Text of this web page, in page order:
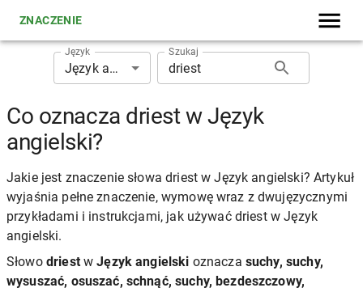
ZNACZENIE
Język
Język angielski
Szukaj
Co oznacza driest w Język
angielski?
Jakie jest znaczenie słowa driest w Język angielski? Artykuł
wyjaśnia pełne znaczenie, wymowę wraz z dwujęzycznymi
przykładami i instrukcjami, jak używać driest w Język
angielski.
Słowo driestwJęzyk angielski oznacza suchy, suchy,
wysuszać, osuszać, schnąć, suchy, bezdeszczowy,